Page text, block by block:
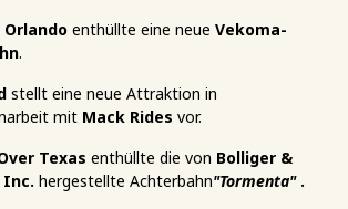
Orlando enthüllte eine neue Vekoma-
.
stellt eine neue Attraktion in
mit Mack Rides vor.
Texas enthüllte die von Bolliger &
Inc. hergestellte Achterbahn"Tormenta" .